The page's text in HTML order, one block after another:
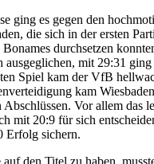
ging es gegen den
die sich in der ersten
durchsetzen
ausgeglichen, mit 29:31 ging
Spiel kam der VfB
kam
Vor allem das
mit 20:9 für sich
Erfolg sichern.
den Titel zu haben,